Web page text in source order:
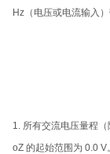
Hz（电压或电流输入）
1. 所有交流电压量程
oZ 的起始范围为 0.0 V